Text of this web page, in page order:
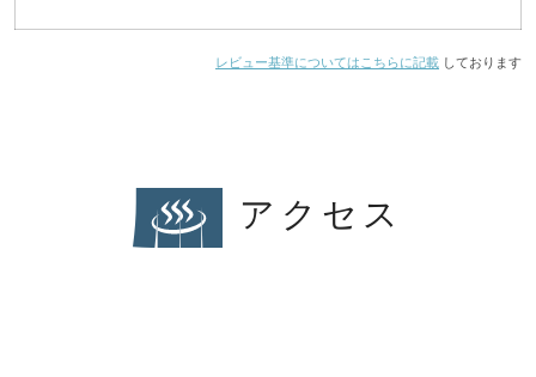
レビュー基準についてはこちらに記載 しております
アクセス